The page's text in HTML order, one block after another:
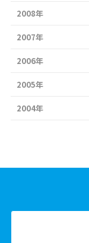
2008年
2007年
2006年
2005年
2004年